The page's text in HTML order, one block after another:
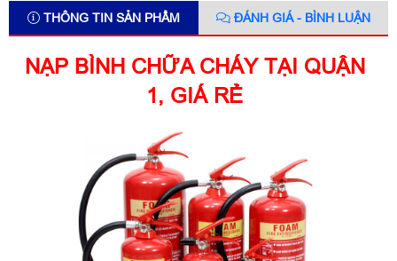
THÔNG TIN SẢN PHẨM ĐÁNH GIÁ - BÌNH LUẬN
NẠP BÌNH CHỮA CHÁY TẠI QUẬN
1, GIÁ RẺ